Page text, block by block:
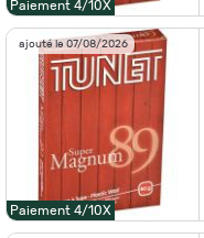
Paiement 4/10X
ajouté le 07/08/2026
Paiement 4/10X